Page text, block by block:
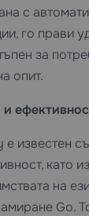
с
го прави
за
опит.
и
е известен
като
на
Go.